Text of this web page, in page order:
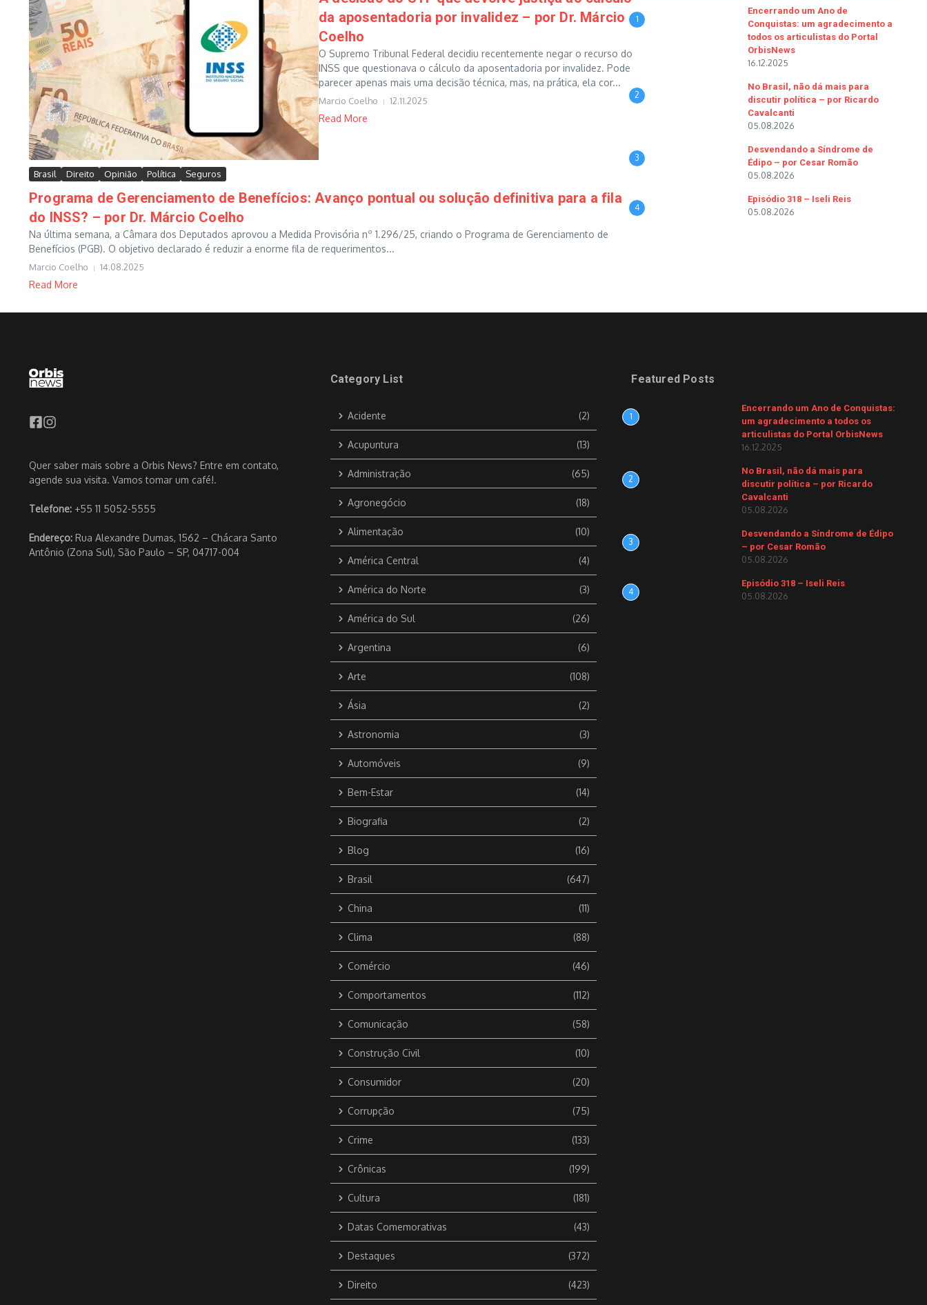
da aposentadoria por invalidez – por Dr. Márcio
Coelho
O Supremo Tribunal Federal decidiu recentemente negar o recurso do
INSS que questionava o cálculo da aposentadoria por invalidez. Pode
parecer apenas mais uma decisão técnica, mas, na prática, ela cor...
Marcio Coelho 12.11.2025
Read More
Brasil Direito Opinião Política Seguros
Programa de Gerenciamento de Benefícios: Avanço pontual ou solução definitiva para a fila
do INSS? – por Dr. Márcio Coelho
Na última semana, a Câmara dos Deputados aprovou a Medida Provisória nº 1.296/25, criando o Programa de Gerenciamento de
Benefícios (PGB). O objetivo declarado é reduzir a enorme fila de requerimentos...
Marcio Coelho 14.08.2025
Read More
1
Encerrando um Ano de
Conquistas: um agradecimento a
todos os articulistas do Portal
OrbisNews
16.12.2025
2
No Brasil, não dá mais para
discutir política – por Ricardo
Cavalcanti
05.08.2026
3
Desvendando a Síndrome de
Édipo – por Cesar Romão
05.08.2026
4
Episódio 318 – Iseli Reis
05.08.2026
Quer saber mais sobre a Orbis News? Entre em contato,
agende sua visita. Vamos tomar um café!.
Telefone: +55 11 5052-5555
Endereço: Rua Alexandre Dumas, 1562 – Chácara Santo
Antônio (Zona Sul), São Paulo – SP, 04717-004
Category List
Acidente (2)
Acupuntura (13)
Administração (65)
Agronegócio (18)
Alimentação (10)
América Central (4)
América do Norte (3)
América do Sul (26)
Argentina (6)
Arte (108)
Ásia (2)
Astronomia (3)
Automóveis (9)
Bem-Estar (14)
Biografia (2)
Blog (16)
Brasil (647)
China (11)
Clima (88)
Comércio (46)
Comportamentos (112)
Comunicação (58)
Construção Civil (10)
Consumidor (20)
Corrupção (75)
Crime (133)
Crônicas (199)
Cultura (181)
Datas Comemorativas (43)
Destaques (372)
Direito (423)
Featured Posts
1
Encerrando um Ano de Conquistas:
um agradecimento a todos os
articulistas do Portal OrbisNews
16.12.2025
2
No Brasil, não dá mais para
discutir política – por Ricardo
Cavalcanti
05.08.2026
3
Desvendando a Síndrome de Édipo
– por Cesar Romão
05.08.2026
4
Episódio 318 – Iseli Reis
05.08.2026